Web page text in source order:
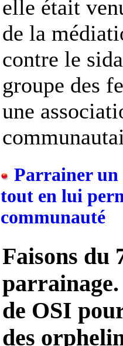
elle était
de la
contre le
groupe des
une
Parrainer un
tout en lui
communauté
Faisons du
parrainage.
de OSI
des